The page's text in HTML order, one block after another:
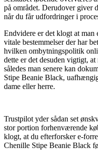
på området. Derudover giver
når du får udfordringer i
Endvidere er det klogt at
vitale bestemmelser der har
hvilken ombytningspolitik
dette er det desuden vigtigt,
således man senere kan
Stipe Beanie Black,
dame eller herre.
Trustpilot yder sådan set
stor portion forhenværende
klogt, at du efterforsker e-
Chenille Stipe Beanie Black